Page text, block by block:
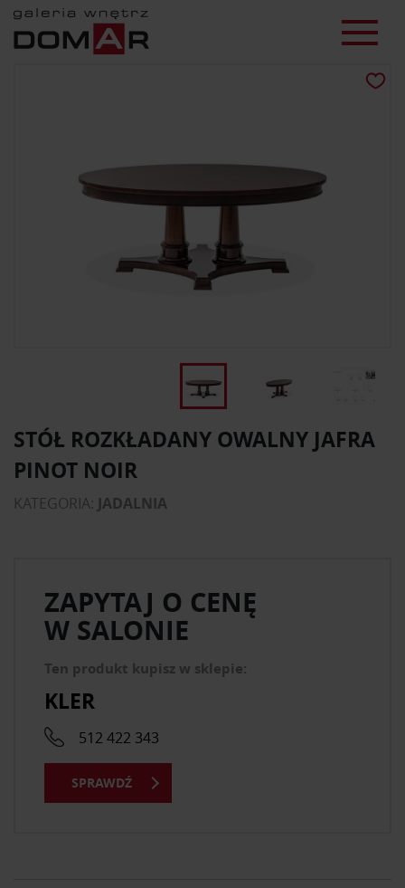
STÓŁ ROZKŁADANY OWALNY JAFRA
PINOT NOIR
KATEGORIA: JADALNIA
ZAPYTAJ O CENĘ
W SALONIE
Ten produkt kupisz w sklepie:
KLER
512 422 343
SPRAWDŹ